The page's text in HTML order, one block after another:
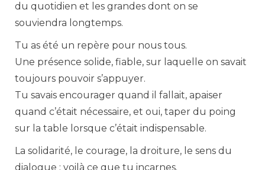
du quotidien et les grandes dont on se
souviendra longtemps.
Tu as été un repère pour nous tous.
Une présence solide, fiable, sur laquelle on savait
toujours pouvoir s’appuyer.
Tu savais encourager quand il fallait, apaiser
quand c’était nécessaire, et oui, taper du poing
sur la table lorsque c’était indispensable.
La solidarité, le courage, la droiture, le sens du
dialogue : voilà ce que tu incarnes.